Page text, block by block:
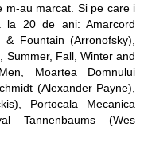
m-au marcat. Si pe care i
la 20 de ani: Amarcord
Fountain (Arronofsky),
Summer, Fall, Winter and
Moartea Domnului
(Alexander Payne),
Portocala Mecanica
Tannenbaums (Wes